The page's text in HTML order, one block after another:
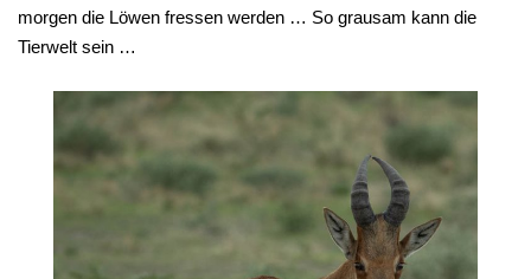
morgen die Löwen fressen werden … So grausam kann die
Tierwelt sein …